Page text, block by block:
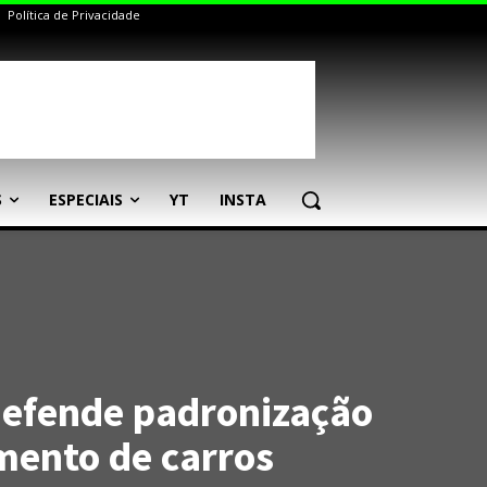
Política de Privacidade
ESPECIAIS YT INSTA
padronização
de carros